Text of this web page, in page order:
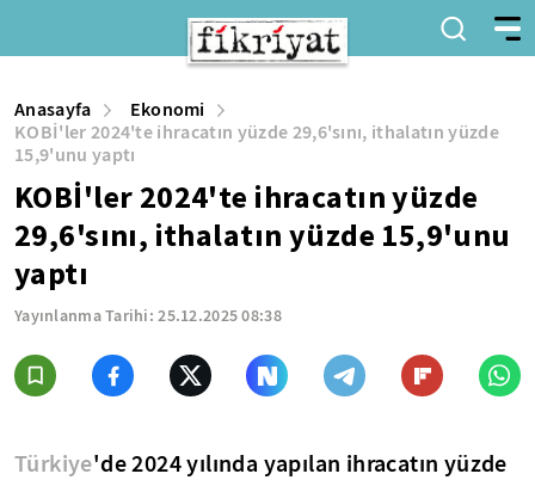
Anasayfa
Ekonomi
KOBİ'ler 2024'te ihracatın yüzde 29,6'sını, ithalatın yüzde
15,9'unu yaptı
KOBİ'ler 2024'te ihracatın yüzde
29,6'sını, ithalatın yüzde 15,9'unu
yaptı
Yayınlanma Tarihi:25.12.2025 08:38
Türkiye'de 2024 yılında yapılan ihracatın yüzde